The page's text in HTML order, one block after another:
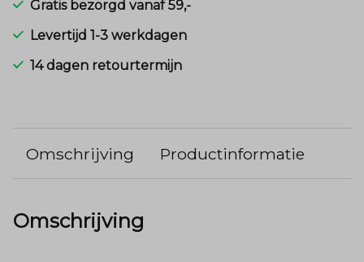
Gratis bezorgd vanaf 59,-
Levertijd 1-3 werkdagen
14 dagen retourtermijn
Omschrijving Productinformatie
Omschrijving